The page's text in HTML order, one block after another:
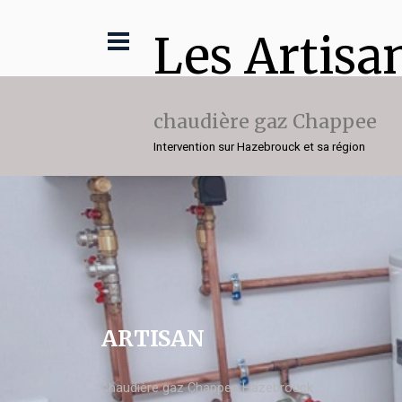
Les
chaudière gaz Chappee
Intervention sur Hazebrouck et sa région
ARTISAN
chaudière gaz Chappee Hazebrouck